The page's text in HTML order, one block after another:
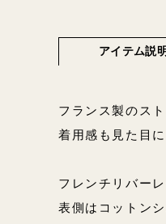
アイテム説明
フランス製のス
着用感も見た目
フレンチリバー
表側はコットン